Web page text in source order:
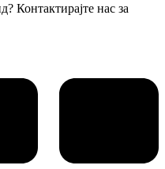
Контактирајте нас за